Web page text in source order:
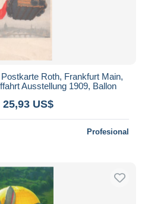
Roth, Frankfurt Main,
Ausstellung 1909, Ballon
25,93 US$
Profesional